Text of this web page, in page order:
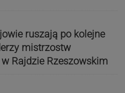
ruszają po kolejne
mistrzostw
Rajdzie Rzeszowskim